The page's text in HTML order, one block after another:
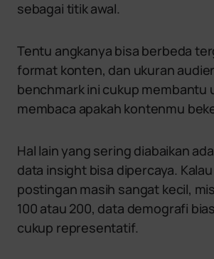
sebagai titik awal.
Tentu angkanya bisa berbeda
format konten, dan ukuran
benchmark ini cukup membantu
membaca apakah kontenmu
Hal lain yang sering diabaikan
data insight bisa dipercaya.
postingan masih sangat kecil,
100 atau 200, data demografi
cukup representatif.